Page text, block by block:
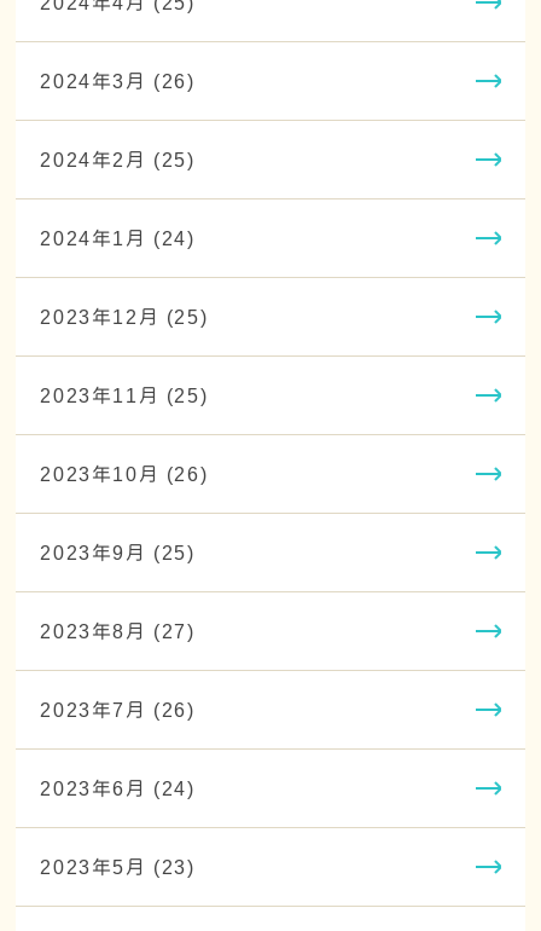
2024年3月 (26)
2024年2月 (25)
2024年1月 (24)
2023年12月 (25)
2023年11月 (25)
2023年10月 (26)
2023年9月 (25)
2023年8月 (27)
2023年7月 (26)
2023年6月 (24)
2023年5月 (23)